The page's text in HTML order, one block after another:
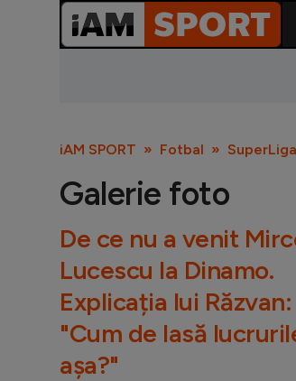
iAM SPORT Fotbal SuperLiga
Galerie foto
De ce nu a venit
Lucescu la Dinamo.
Explicația lui Răzvan:
"Cum de lasă
așa?"